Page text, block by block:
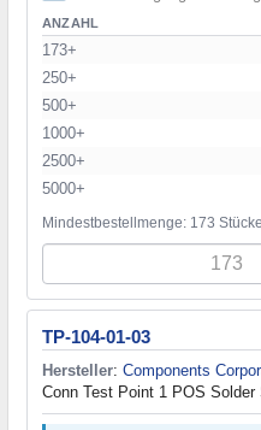
ANZAHL
173+
250+
500+
1000+
2500+
5000+
Mindestbestellmenge: 173 Stücke
TP-104-01-03
Hersteller: Components
Conn Test Point 1 POS Solder